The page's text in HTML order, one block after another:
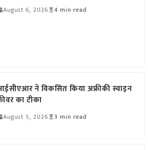
August 6, 2026 4 min read
ने विकसित किया अफ्रीकी स्वाइन
का टीका
August 5, 2026 3 min read